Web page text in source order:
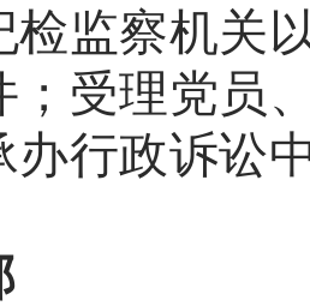
检监察机关
；受理党员
办行政诉讼